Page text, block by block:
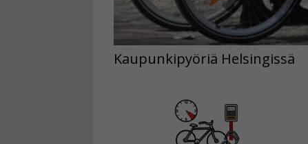
Kaupunkipyöriä Helsingissä